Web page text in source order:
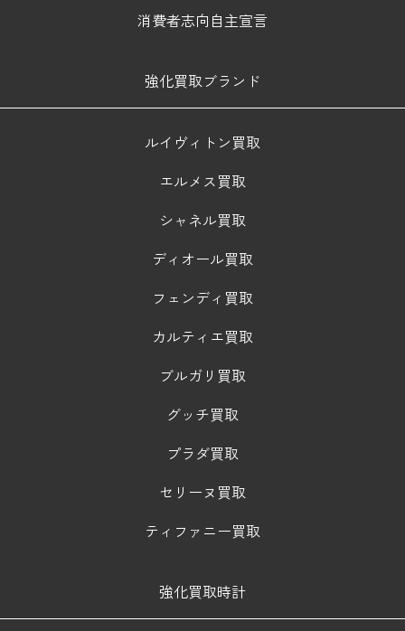
消費者志向自主宣言
強化買取ブランド
ルイヴィトン買取
エルメス買取
シャネル買取
ディオール買取
フェンディ買取
カルティエ買取
ブルガリ買取
グッチ買取
プラダ買取
セリーヌ買取
ティファニー買取
強化買取時計